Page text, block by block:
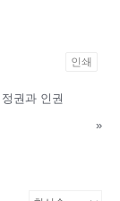
인쇄
권과 인권
»